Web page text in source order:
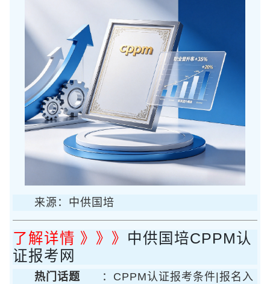
来源：中供国培
了解详情 》》》 中供国培CPPM认
证报考网
热门话题
：CPPM认证报考条件|报名入